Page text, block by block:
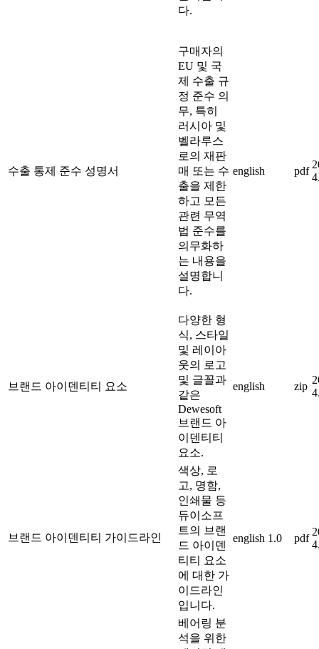
다.
수출 통제 준수 성명서
구매자의
EU 및 국
제 수출 규
정 준수 의
무, 특히
러시아 및
벨라루스
로의 재판
매 또는 수
출을 제한
하고 모든
관련 무역
법 준수를
의무화하
는 내용을
설명합니
다.
english pdf
브랜드 아이덴티티 요소
다양한 형
식, 스타일
및 레이아
웃의 로고
및 글꼴과
같은
Dewesoft
브랜드 아
이덴티티
요소.
english zip
브랜드 아이덴티티 가이드라인
색상, 로
고, 명함,
인쇄물 등
듀이소프
트의 브랜
드 아이덴
티티 요소
에 대한 가
이드라인
입니다.
english 1.0 pdf
베어링 분
석을 위한